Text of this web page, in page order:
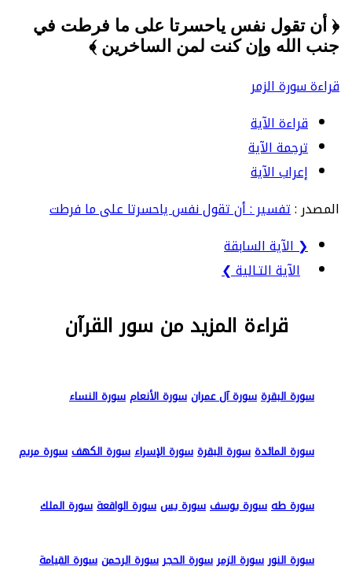
﴿ أن تقول نفس ياحسرتا على ما فرطت في
جنب الله وإن كنت لمن الساخرين ﴾
قراءة سورة الزمر
قراءة الآية
ترجمة الآية
إعراب الآية
المصدر :تفسير : أن تقول نفس ياحسرتا على ما فرطت
❮ الآية السابقة
الآية التـالية ❯
قراءة المزيد من سور القرآن
سورة البقرة سورة آل عمران سورة الأنعام سورة النساء
سورة المائدة سورة البقرة سورة الإسراء سورة الكهف سورة مريم
سورة طه سورة يوسف سورة يس سورة الواقعة سورة الملك
سورة النور سورة الزمر سورة الحجر سورة الرحمن سورة القيامة